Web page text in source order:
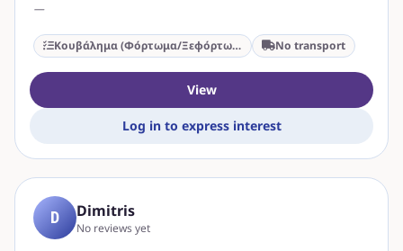
—
Κουβάλημα (Φόρτωμα/Ξεφόρτωμα) +2 No transport
View
Log in to express interest
D Dimitris
No reviews yet